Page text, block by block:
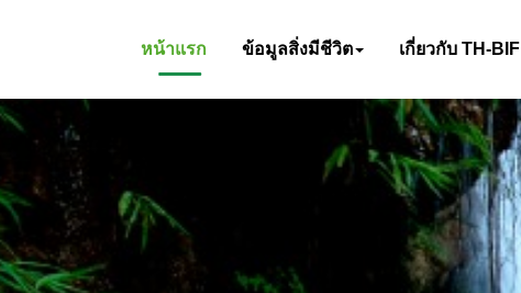
หน้าแรก ข้อมูลสิ่งมีชีวิต เกี่ยวกับ TH-BIF